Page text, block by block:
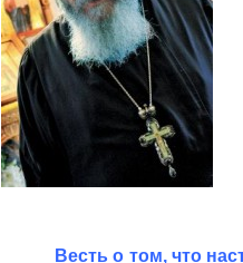
Весть о том, что